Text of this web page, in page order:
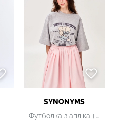
SYNONYMS
Футболка з аплікацією "Best Friend's Club" пес красуня